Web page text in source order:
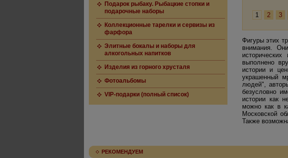
Подарок рыбаку. Рыбацкие стопки и
подарочные наборы
Коллекционные тарелки и сервизы из
фарфора
Элитные бокалы и наборы для
алкогольных напитков
Изделия из горного хрусталя
Фотоальбомы
VIP-подарки (полный список)
1 2 3
Фигуры этих
внимания.
выполнено
истории и
украшенный
людей",
безусловно
истории как
можно как в
Московской
Также
РЕКОМЕНДУЕМ